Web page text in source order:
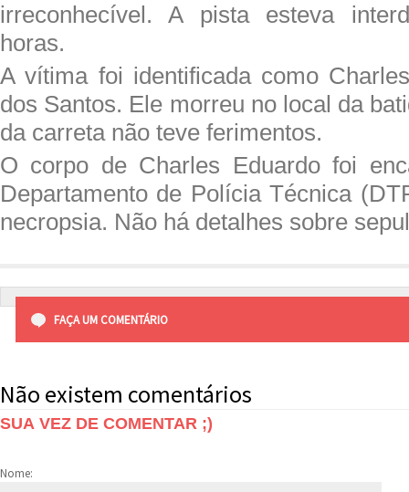
irreconhecível. A pista esteva
horas.
A vítima foi identificada como
dos Santos. Ele morreu no local da
da carreta não teve ferimentos.
O corpo de Charles Eduardo foi
Departamento de Polícia Técnica
necropsia. Não há detalhes sobre
FAÇA UM COMENTÁRIO
Não existem comentários
SUA VEZ DE COMENTAR ;)
Nome: